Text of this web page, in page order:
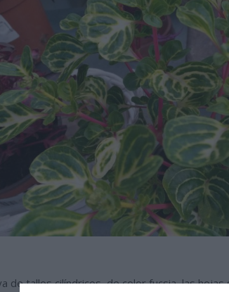
de tallos cilíndricos, de color fucsia, las